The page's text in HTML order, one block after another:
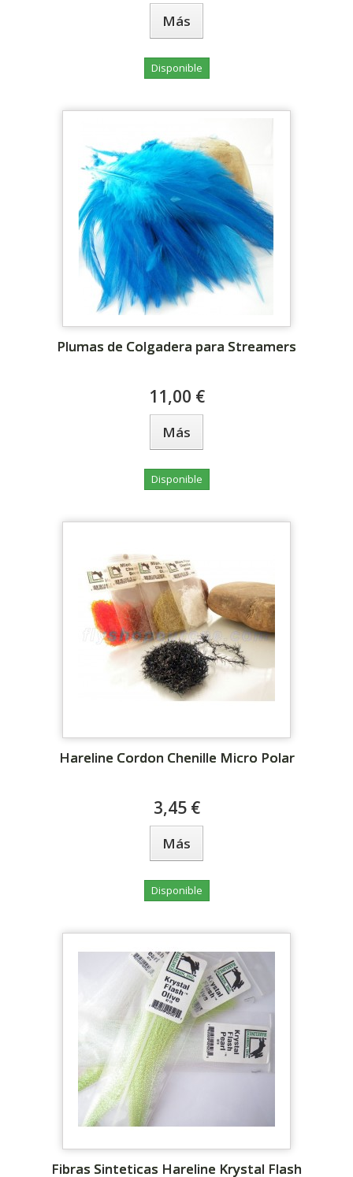
Más
Disponible
Plumas de Colgadera para Streamers
11,00 €
Más
Disponible
Hareline Cordon Chenille Micro Polar
3,45 €
Más
Disponible
Fibras Sinteticas Hareline Krystal Flash